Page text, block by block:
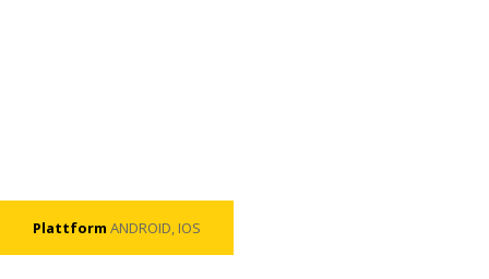
Plattform ANDROID, IOS